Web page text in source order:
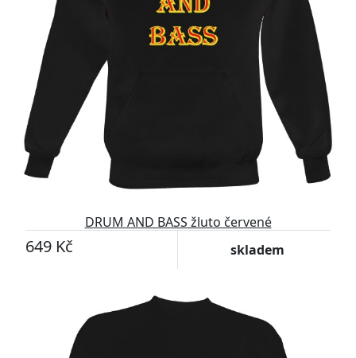
DRUM AND BASS žluto červené
649 Kč skladem